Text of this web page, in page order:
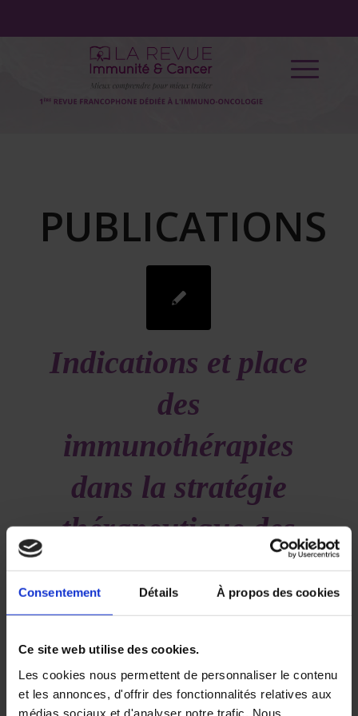
Consentement Détails À propos des cookies
Ce site web utilise des cookies.
Les cookies nous permettent de personnaliser le contenu
et les annonces, d'offrir des fonctionnalités relatives aux
médias sociaux et d'analyser notre trafic. Nous
PUBLICATIONS
Indications et place
des
immunothérapies
dans la stratégie
thérapeutique des
cancers
choix dans le traitement de plusieurs cancers. En
effet, cette année a été marquée par la